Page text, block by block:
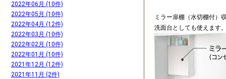
ミラー扉棚（水切棚付）
洗面台としても使えます
2022年06月 (10件)
2022年05月 (10件)
2022年04月 (12件)
2022年03月 (10件)
2022年02月 (10件)
2022年01月 (10件)
2021年12月 (12件)
2021年11月 (2件)